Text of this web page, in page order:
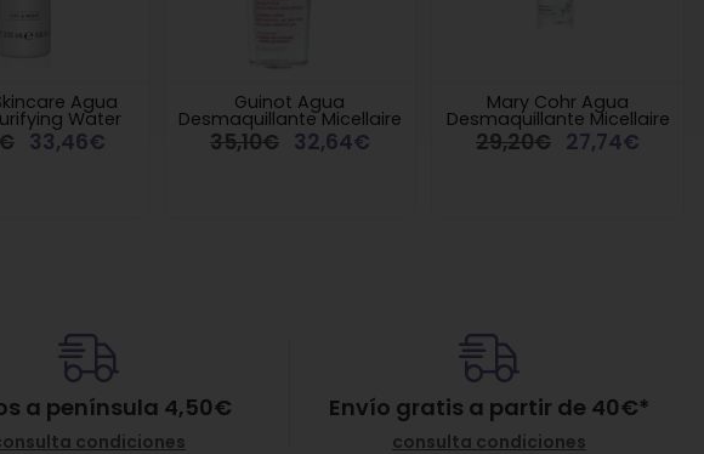
Agua
Water
33,46€
Guinot Agua
Desmaquillante Micellaire
35,10€ 32,64€
Mary Cohr Agua
Desmaquillante Micellaire
29,20€ 27,74€
a península 4,50€
condiciones
Envío gratis a partir de 40€*
consulta condiciones